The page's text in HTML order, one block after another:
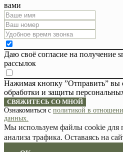
вами
Даю своё согласие на получение
рассылок
Нажимая кнопку ”Отправить” вы
обработки и защиты
СВЯЖИТЕСЬ СО МНОЙ
Ознакомиться с политикой в
данных.
Мы используем файлы cookie для
анализа трафика. Оставаясь на